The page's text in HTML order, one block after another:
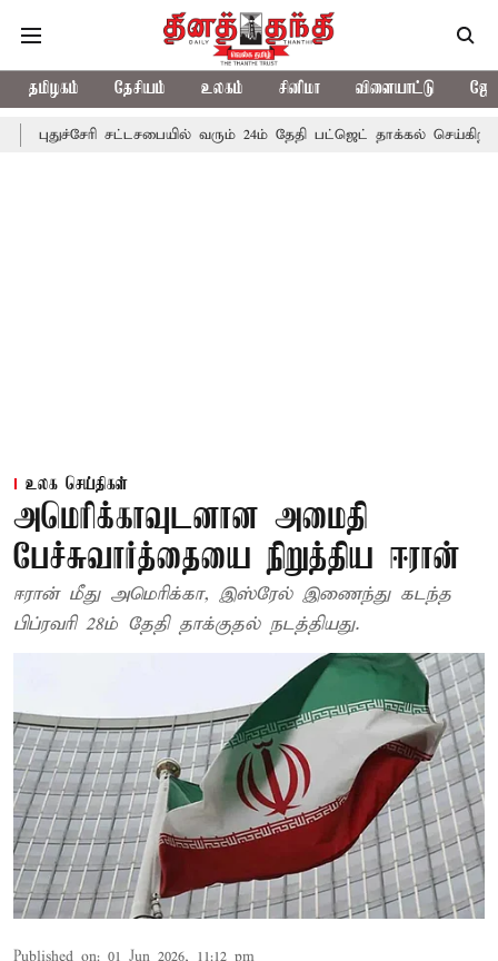
தமிழகம் தேசியம் உலகம் சினிமா விளையாட்டு
புதுச்சேரி சட்டசபையில் வரும் 24ம் தேதி பட்ஜெட் தாக்கல் செய்கிறார்
உலக செய்திகள்
அமெரிக்காவுடனான அமைதி
பேச்சுவார்த்தையை நிறுத்திய ஈரான்
ஈரான் மீது அமெரிக்கா, இஸ்ரேல் இணைந்து கடந்த
பிப்ரவரி 28ம் தேதி தாக்குதல் நடத்தியது.
Published on: 01 Jun 2026, 11:12 pm